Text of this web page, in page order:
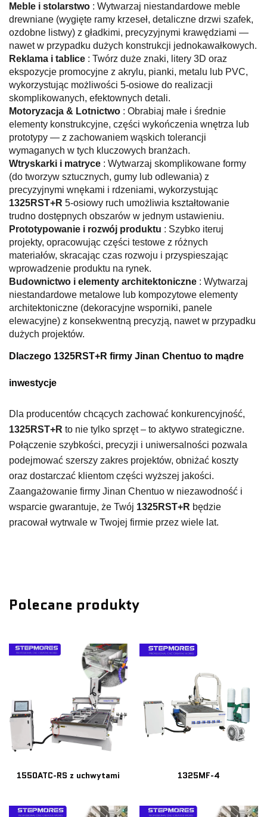
Meble i stolarstwo : Wytwarzaj niestandardowe meble
drewniane (wygięte ramy krzeseł, detaliczne drzwi szafek,
ozdobne listwy) z gładkimi, precyzyjnymi krawędziami —
nawet w przypadku dużych konstrukcji jednokawałkowych.
Reklama i tablice : Twórz duże znaki, litery 3D oraz
ekspozycje promocyjne z akrylu, pianki, metalu lub PVC,
wykorzystując możliwości 5-osiowe do realizacji
skomplikowanych, efektownych detali.
Motoryzacja & Lotnictwo : Obrabiaj małe i średnie
elementy konstrukcyjne, części wykończenia wnętrza lub
prototypy — z zachowaniem wąskich tolerancji
wymaganych w tych kluczowych branżach.
Wtryskarki i matryce : Wytwarzaj skomplikowane formy
(do tworzyw sztucznych, gumy lub odlewania) z
precyzyjnymi wnękami i rdzeniami, wykorzystując
1325RST+R 5-osiowy ruch umożliwia kształtowanie
trudno dostępnych obszarów w jednym ustawieniu.
Prototypowanie i rozwój produktu : Szybko iteruj
projekty, opracowując części testowe z różnych
materiałów, skracając czas rozwoju i przyspieszając
wprowadzenie produktu na rynek.
Budownictwo i elementy architektoniczne : Wytwarzaj
niestandardowe metalowe lub kompozytowe elementy
architektoniczne (dekoracyjne wsporniki, panele
elewacyjne) z konsekwentną precyzją, nawet w przypadku
dużych projektów.
Dlaczego 1325RST+R firmy Jinan Chentuo to mądre
inwestycje
Dla producentów chcących zachować konkurencyjność,
1325RST+R to nie tylko sprzęt – to aktywo strategiczne.
Połączenie szybkości, precyzji i uniwersalności pozwala
podejmować szerszy zakres projektów, obniżać koszty
oraz dostarczać klientom części wyższej jakości.
Zaangażowanie firmy Jinan Chentuo w niezawodność i
wsparcie gwarantuje, że Twój 1325RST+R będzie
pracował wytrwale w Twojej firmie przez wiele lat.
Polecane produkty
1550ATC-RS z uchwytami 1325MF-4